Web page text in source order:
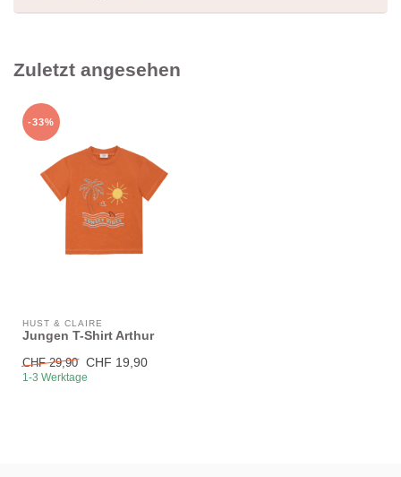
Zuletzt angesehen
-33%
HUST & CLAIRE
Jungen T-Shirt Arthur
CHF 29,90 CHF 19,90
1-3 Werktage